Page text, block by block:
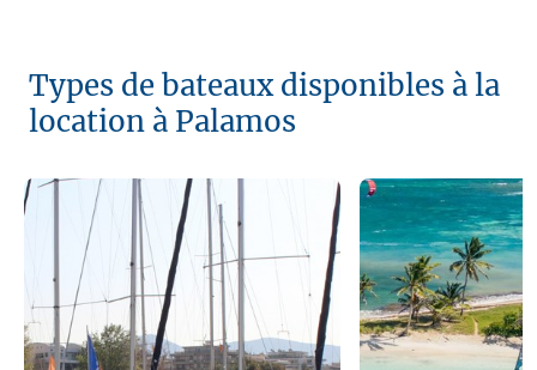
Types de bateaux disponibles à la
location à Palamos